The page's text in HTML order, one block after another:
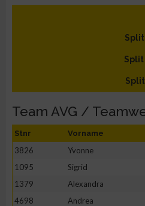
Split
Split
Split
Team AVG /
Stnr Vorname
3826 Yvonne
1095
Sigrid
1379
Alexandra
4698
Andrea